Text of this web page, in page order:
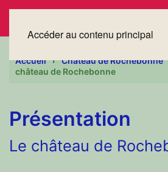
Accéder au contenu principal
Accueil Château de Rochebonne
château de Rochebonne
Présentation
Le château de